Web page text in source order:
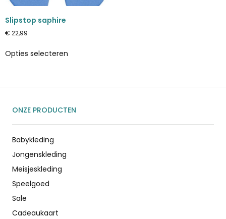
Slipstop saphire
€ 22,99
Opties selecteren
ONZE PRODUCTEN
Babykleding
Jongenskleding
Meisjeskleding
Speelgoed
Sale
Cadeaukaart